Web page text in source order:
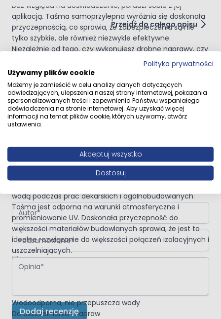
bez względu na doświadczenie, poradzi sobie z jej
aplikacją. Taśma samoprzylepna wyróżnia się doskonałą
przyczepnością, co sprawia, że zabezpieczenia są nie
tylko szybkie, ale również niezwykle efektywne.
Niezależnie od tego, czy wykonujesz drobne naprawy, czy
przygotowujesz się do poważniejszych prac
budowlanych, korzystając z taśmy z laminatem
aluminiowym, masz pewność, że efekt końcowy będzie
trwały i estetyczny. Zainwestuj w innowacyjne
rozwiązania dla swojego domu i zyskaj spokój ducha,
wiedząc, że Twoje prace budowlane są w najlepszych
rękach!
Wysokiej jakości samoprzylepna uszczelniająca
z laminatem aluminiowym do
wodą podczas prac dekarskich i ogólnobudowlanych.
Taśma jest odporna na warunki atmosferyczne i
promieniowanie UV. Doskonała przyczepność do
większości materiałów budowlanych sprawia, że jest to
idealne rozwiązanie do większości połączeń izolacyjnych i
uszczelniających.
Wodoodporna, nie przepuszcza wody
Do uszczelniania i napraw
Przejdź do całego opisu
Opinie klientów
Napisz własną recenzję
butylowa Czarna 10m 300mm
Twoja ocena:
Autor
Podsumowanie
Opinia
Dodaj recenzję
Polityka prywatności
Używamy plików cookie
Możemy je zamieścić w celu analizy danych dotyczących
odwiedzających, ulepszenia naszej strony internetowej, pokazania
spersonalizowanych treści i zapewnienia Państwu wspaniałego
doświadczenia na stronie internetowej. Aby uzyskać więcej
informacji na temat plików cookie, których używamy, otwórz
ustawienia.
Akceptuj wszystko
Dostosuj